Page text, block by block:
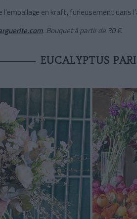
l’emballage en kraft, furieusement dans
. Bouquet à partir de 30 €.
EUCALYPTUS